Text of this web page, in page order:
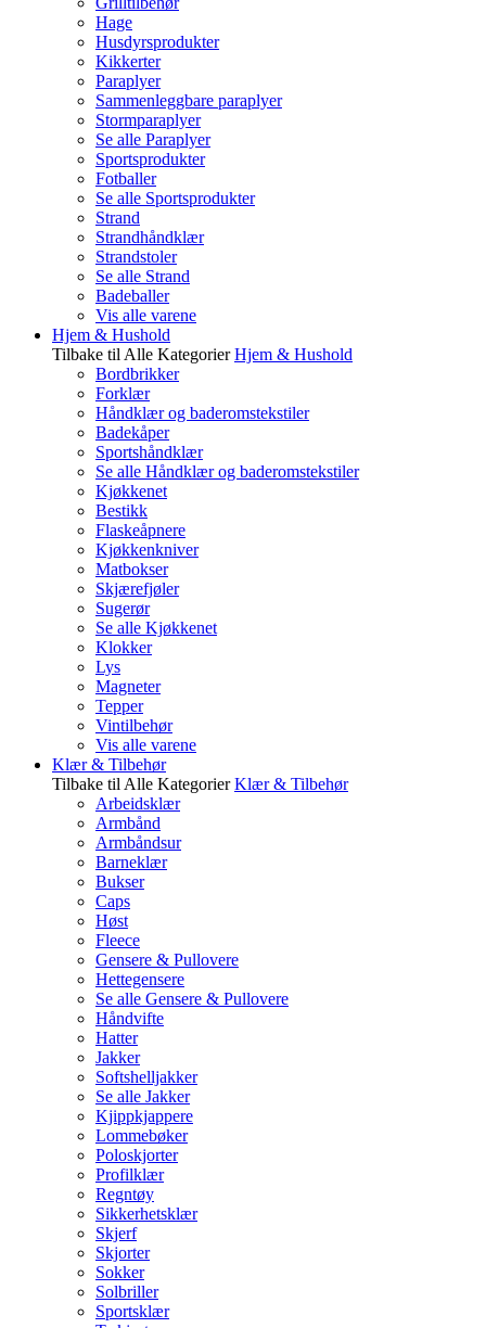
Hage
Husdyrsprodukter
Kikkerter
Paraplyer
Sammenleggbare paraplyer
Stormparaplyer
Se alle Paraplyer
Sportsprodukter
Fotballer
Se alle Sportsprodukter
Strand
Strandhåndklær
Strandstoler
Se alle Strand
Badeballer
Vis alle varene
Hjem & Hushold
Tilbake til Alle Kategorier Hjem & Hushold
Bordbrikker
Forklær
Håndklær og baderomstekstiler
Badekåper
Sportshåndklær
Se alle Håndklær og baderomstekstiler
Kjøkkenet
Bestikk
Flaskeåpnere
Kjøkkenkniver
Matbokser
Skjærefjøler
Sugerør
Se alle Kjøkkenet
Klokker
Lys
Magneter
Tepper
Vintilbehør
Vis alle varene
Klær & Tilbehør
Tilbake til Alle Kategorier Klær & Tilbehør
Arbeidsklær
Armbånd
Armbåndsur
Barneklær
Bukser
Caps
Høst
Fleece
Gensere & Pullovere
Hettegensere
Se alle Gensere & Pullovere
Håndvifte
Hatter
Jakker
Softshelljakker
Se alle Jakker
Kjippkjappere
Lommebøker
Poloskjorter
Profilklær
Regntøy
Sikkerhetsklær
Skjerf
Skjorter
Sokker
Solbriller
Sportsklær